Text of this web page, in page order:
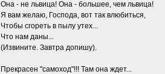
Она - не львица! Она - большее, чем львица!
Я вам желаю, Господа, вот так влюбиться,
Чтобы сгореть в пылу утех...
Что нам даны...
(Извините. Завтра допишу).
Прекрасен "самоход"!!! Там она ждет...